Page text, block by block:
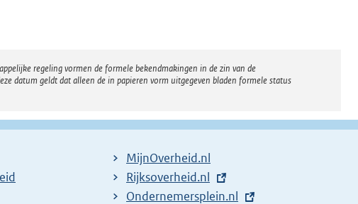
regeling vormen de formele bekendmakingen in de zin van de
datum geldt dat alleen de in papieren vorm uitgegeven bladen formele status
MijnOverheid.nl
E
x
Rijksoverheid.nl
E
Ondernemersplein.nl